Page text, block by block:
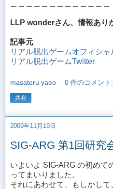
LLP wonderさん、情報あり
記事元
リアル脱出ゲームオフィシャ
リアル脱出ゲームTwitter
masateru yaeo 0 件のコメント:
共有
2009年11月19日
SIG-ARG 第1回研究
いよいよ SIG-ARG の初めて
ってまいりました。
それにあわせて、もしかし